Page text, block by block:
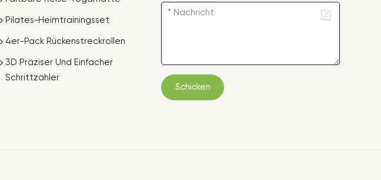
Pilates-Heimtrainingsset
4er-Pack Rückenstreckrollen
3D Präziser Und Einfacher
Schrittzähler
Schicken